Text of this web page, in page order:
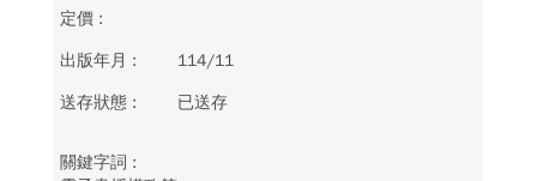
114/11
已送存